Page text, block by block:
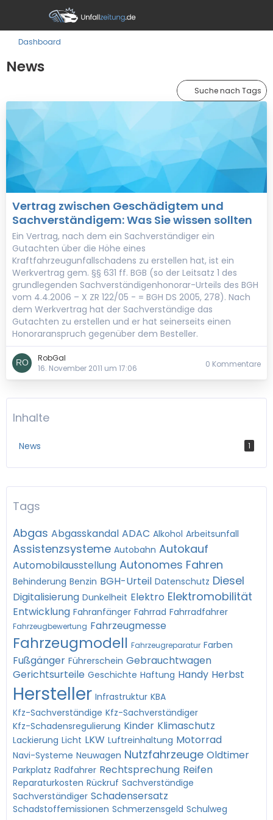
Dashboard
News
Suche nach Tags
Vertrag zwischen Geschädigtem und
Sachverständigem: Was Sie wissen sollten
Ein Vertrag, nach dem ein Sachverständiger ein
Gutachten über die Höhe eines
Kraftfahrzeugunfallschadens zu erstellen hat, ist ein
Werkvertrag gem. §§ 631 ff. BGB (so der Leitsatz 1 des
grundlegenden Sachverständigenhonorar-Urteils des BGH
vom 4.4.2006 – X ZR 122/05 - = BGH DS 2005, 278). Nach
dem Werkvertrag hat der Sachverständige das
Gutachten zu erstellen und er hat seinerseits einen
Honoraranspruch gegenüber dem Besteller.
RobGal
16. November 2011 um 17:06
0 Kommentare
Inhalte
News 1
Tags
Abgas Abgasskandal ADAC Alkohol Arbeitsunfall
Assistenzsysteme Autobahn Autokauf
Automobilausstellung Autonomes Fahren
Behinderung Benzin BGH-Urteil Datenschutz Diesel
Digitalisierung Dunkelheit Elektro Elektromobilität
Entwicklung Fahranfänger Fahrrad Fahrradfahrer
Fahrzeugbewertung Fahrzeugmesse
Fahrzeugmodell Fahrzeugreparatur Farben
Fußgänger Führerschein Gebrauchtwagen
Gerichtsurteile Geschichte Haftung Handy Herbst
Hersteller Infrastruktur KBA
Kfz-Sachverständige Kfz-Sachverständiger
Kfz-Schadensregulierung Kinder Klimaschutz
Lackierung Licht LKW Luftreinhaltung Motorrad
Navi-Systeme Neuwagen Nutzfahrzeuge Oldtimer
Parkplatz Radfahrer Rechtsprechung Reifen
Reparaturkosten Rückruf Sachverständige
Sachverständiger Schadensersatz
Schadstoffemissionen Schmerzensgeld Schulweg